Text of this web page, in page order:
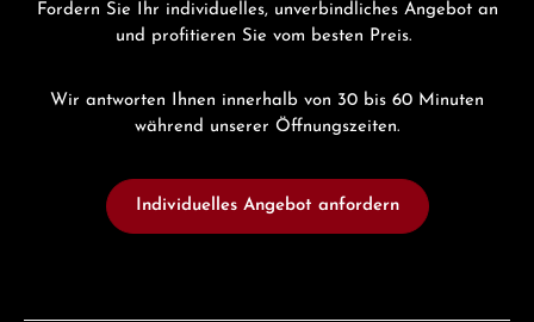
Fordern Sie Ihr individuelles, unverbindliches Angebot an
und profitieren Sie vom besten Preis.
Wir antworten Ihnen innerhalb von 30 bis 60 Minuten
während unserer Öffnungszeiten.
Individuelles Angebot anfordern